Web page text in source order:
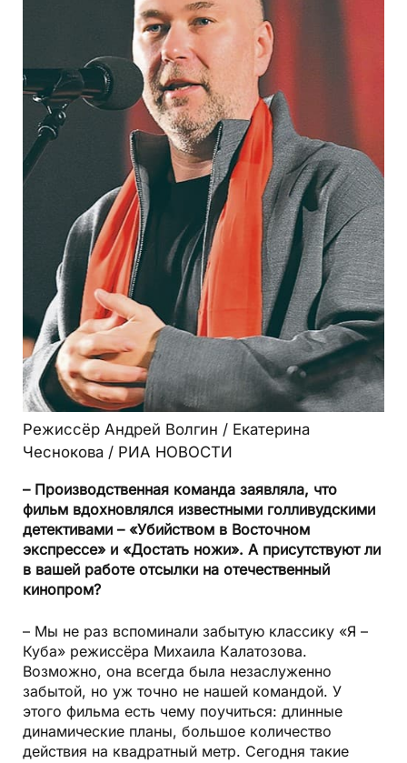
Режиссёр Андрей Волгин / Екатерина
Чеснокова / РИА НОВОСТИ
– Производственная команда заявляла, что
фильм вдохновлялся известными голливудскими
детективами – «Убийством в Восточном
экспрессе» и «Достать ножи». А присутствуют ли
в вашей работе отсылки на отечественный
кинопром?
– Мы не раз вспоминали забытую классику «Я –
Куба» режиссёра Михаила Калатозова.
Возможно, она всегда была незаслуженно
забытой, но уж точно не нашей командой. У
этого фильма есть чему поучиться: длинные
динамические планы, большое количество
действия на квадратный метр. Сегодня такие